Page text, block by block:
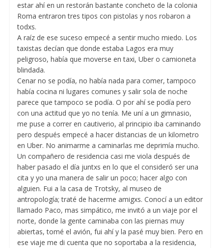
estar ahí en un restorán bastante concheto de la colonia
Roma entraron tres tipos con pistolas y nos robaron a
todxs.
A raíz de ese suceso empecé a sentir mucho miedo. Los
taxistas decían que donde estaba Lagos era muy
peligroso, había que moverse en taxi, Uber o camioneta
blindada.
Cenar no se podía, no había nada para comer, tampoco
había cocina ni lugares comunes y salir sola de noche
parece que tampoco se podía. O por ahí se podía pero
con una actitud que yo no tenía. Me uní a un gimnasio,
me puse a correr en cautiverio, al principio iba caminando
pero después empecé a hacer distancias de un kilometro
en Uber. No animarme a caminarlas me deprimía mucho.
Un compañero de residencia casi me viola después de
haber pasado el día juntxs en lo que el consideró ser una
cita y yo una manera de salir un poco; hacer algo con
alguien. Fui a la casa de Trotsky, al museo de
antropología; traté de hacerme amigxs. Conocí a un editor
llamado Paco, mas simpático, me invitó a un viaje por el
norte, donde la gente caminaba con las piernas muy
abiertas, tomé el avión, fui ahí y la pasé muy bien. Pero en
ese viaje me di cuenta que no soportaba a la residencia,